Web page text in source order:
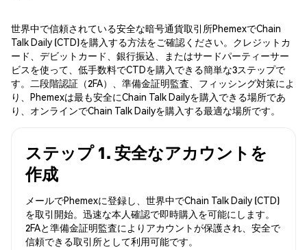
世界中で信頼されている安全な暗号通貨取引所PhemexでChain
Talk Daily (CTD)を購入する方法をご確認ください。クレジットカ
ード、デビットカード、銀行振込、またはサードパーティーサー
ビスを使って、低手数料でCTDを購入できる簡単な3ステップで
す。二段階認証（2FA）、準備金証明監査、フィッシング対策によ
り、Phemexは最も安全にChain Talk Dailyを購入できる場所であ
り、オンラインでChain Talk Dailyを購入する最適な場所です。
ステップ 1. 安全なアカウントを
作成
メールでPhemexに登録し、世界中でChain Talk Daily (CTD)
を取引開始。迅速な本人確認で即時購入を可能にします。
2FAと準備金証明監査によりアカウントが保護され、安全で
信頼できる取引所として利用可能です。